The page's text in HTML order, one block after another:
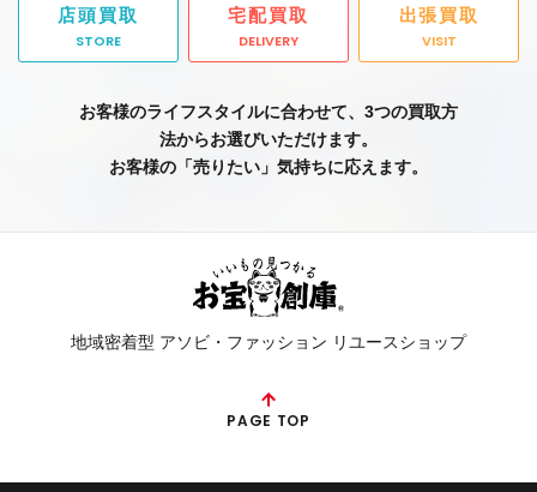
店頭買取
STORE
宅配買取
DELIVERY
出張買取
VISIT
お客様のライフスタイルに合わせて、3つの買取方
法からお選びいただけます。
お客様の「売りたい」気持ちに応えます。
地域密着型 アソビ・ファッション リユースショップ
PAGE TOP